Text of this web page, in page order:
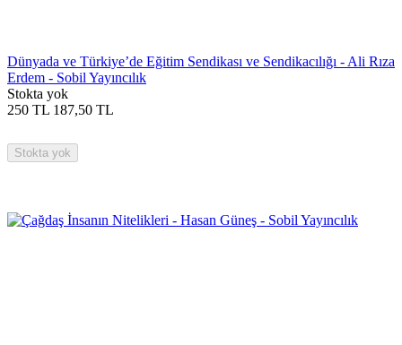
Dünyada ve Türkiye’de Eğitim Sendikası ve Sendikacılığı - Ali Rıza
Erdem - Sobil Yayıncılık
Stokta yok
250 TL 187,50 TL
Stokta yok